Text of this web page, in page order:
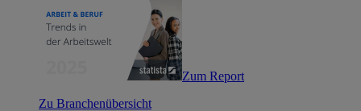
Zum Report
Zu Branchenübersicht